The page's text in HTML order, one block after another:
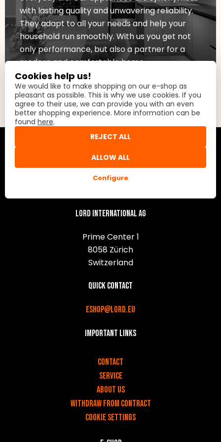
with lasting quality and unwavering reliability.
They adapt to all your needs and help your
household run smoothly. With us you get not
only performance, but also a partner for a
modern and comfortable home.
I’M INTERESTED
Lord International AG
Prime Center 1
8058 Zürich
Switzerland
Quick contact
eshop@lord.eu
Important links
Contact
Service
About us
Withdraw from contract
Cookie settings
Cookies help us!
We would like to make shopping on our e-shop as
pleasant as possible. This is why we use cookies. If you
agree to their use, we can provide you with an even
better shopping experience. More information can be
found here.
Configure
REJECT ALL
ALLOW ALL